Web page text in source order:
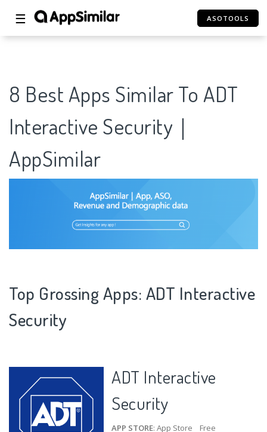
☰ ASOTOOLS
8 Best Apps Similar To ADT
Interactive Security｜
AppSimilar
Top Grossing Apps: ADT Interactive
Security
ADT Interactive
Security
APP STORE: App Store Free